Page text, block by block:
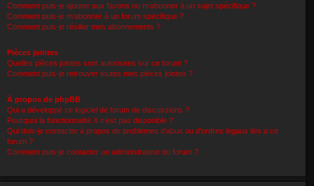
Comment puis-je ajouter aux favoris ou m’abonner à un sujet spécifique ?
Comment puis-je m’abonner à un forum spécifique ?
Comment puis-je résilier mes abonnements ?
Pièces jointes
Quelles pièces jointes sont autorisées sur ce forum ?
Comment puis-je retrouver toutes mes pièces jointes ?
À propos de phpBB
Qui a développé ce logiciel de forum de discussions ?
Pourquoi la fonctionnalité X n’est pas disponible ?
Qui dois-je contacter à propos de problèmes d’abus ou d’ordres légaux liés à ce
forum ?
Comment puis-je contacter un administrateur du forum ?